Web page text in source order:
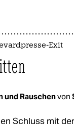
Exit
und Rauschenvon
Schluss mit